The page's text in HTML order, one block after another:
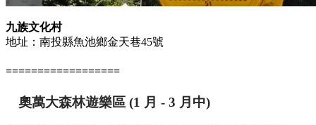
九族文化村
地址：南投縣魚池鄉金天巷45號
==================
奧萬大森林遊樂區 (1 月 - 3 月中)